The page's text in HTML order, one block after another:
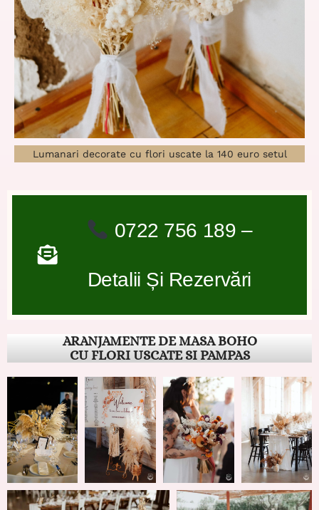
Lumanari decorate cu flori uscate la 140 euro setul
0722 756 189 –
Detalii Și Rezervări
ARANJAMENTE DE MASA BOHO
CU FLORI USCATE SI PAMPAS